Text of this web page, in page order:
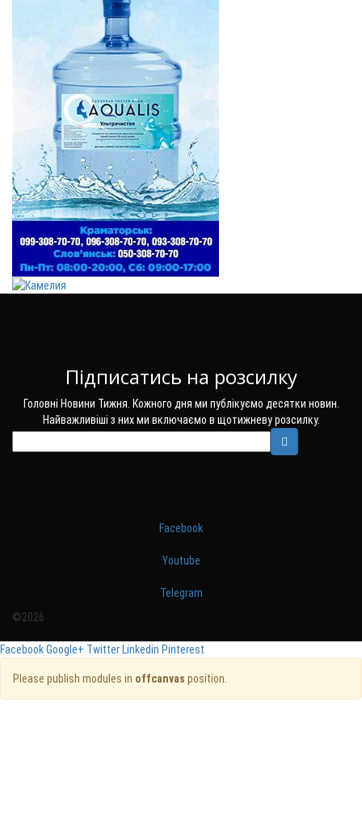
Підписатись на розсилку
Головні Новини Тижня. Кожного дня ми публікуємо десятки новин.
Найважливіші з них ми включаємо в щотижневу розсилку.
Facebook
Youtube
Telegram
©2026
FacebookGoogle+ Twitter Linkedin Pinterest
Please publish modules in offcanvas position.